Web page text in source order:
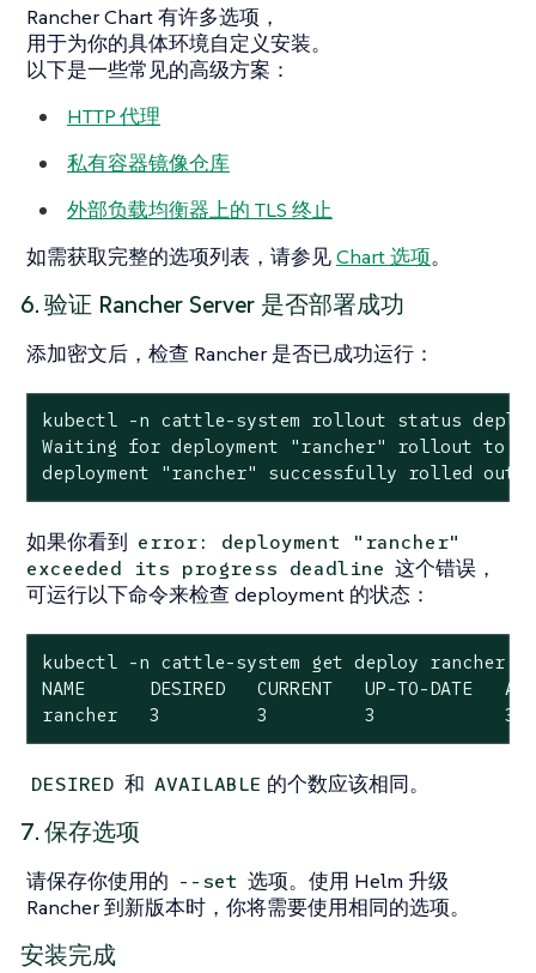
Rancher Chart 有许多选项，
用于为你的具体环境自定义安装。
以下是一些常见的高级方案：
HTTP 代理
私有容器镜像仓库
外部负载均衡器上的 TLS 终止
如需获取完整的选项列表，请参见Chart 选项。
6. 验证 Rancher Server 是否部署成功
添加密文后，检查 Rancher 是否已成功运行：
kubectl -n cattle-system rollout status
Waiting for deployment "rancher" rollout to
deployment "rancher" successfully rolled out
如果你看到 error: deployment "rancher"
exceeded its progress deadline 这个错误，
可运行以下命令来检查 deployment 的状态：
kubectl -n cattle-system get deploy rancher
NAME      DESIRED   CURRENT   UP-TO-DATE
rancher   3         3         3            3
DESIRED 和 AVAILABLE 的个数应该相同。
7. 保存选项
请保存你使用的 --set 选项。使用 Helm 升级
Rancher 到新版本时，你将需要使用相同的选项。
安装完成